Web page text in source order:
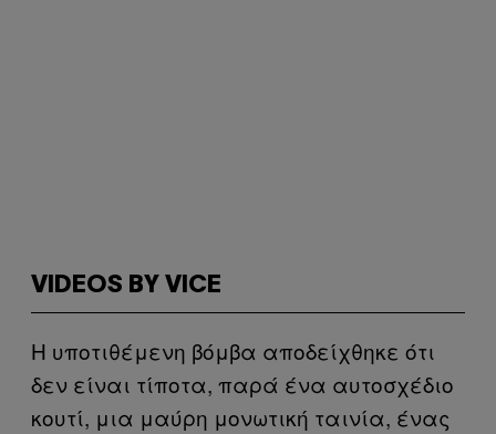
VIDEOS BY VICE
Η υποτιθέμενη βόμβα αποδείχθηκε ότι
δεν είναι τίποτα, παρά ένα αυτοσχέδιο
κουτί, μια μαύρη μονωτική ταινία, ένας